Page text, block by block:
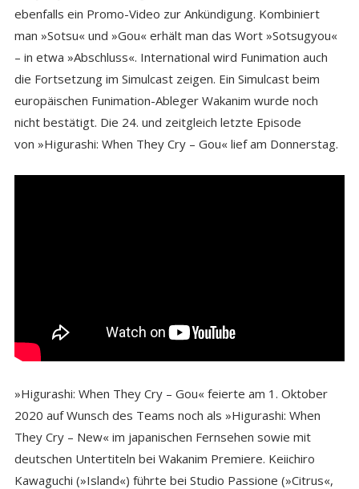
ebenfalls ein Promo-Video zur Ankündigung. Kombiniert
man »Sotsu« und »Gou« erhält man das Wort »Sotsugyou«
– in etwa »Abschluss«. International wird Funimation auch
die Fortsetzung im Simulcast zeigen. Ein Simulcast beim
europäischen Funimation-Ableger Wakanim wurde noch
nicht bestätigt. Die 24. und zeitgleich letzte Episode
von »Higurashi: When They Cry – Gou« lief am Donnerstag.
»Higurashi: When They Cry – Gou« feierte am 1. Oktober
2020 auf Wunsch des Teams noch als »Higurashi: When
They Cry – New« im japanischen Fernsehen sowie mit
deutschen Untertiteln bei Wakanim Premiere. Keiichiro
Kawaguchi (»Island«) führte bei Studio Passione (»Citrus«,